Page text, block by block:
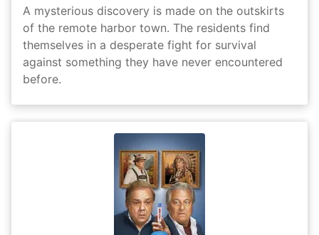
A mysterious discovery is made on the outskirts
of the remote harbor town. The residents find
themselves in a desperate fight for survival
against something they have never encountered
before.